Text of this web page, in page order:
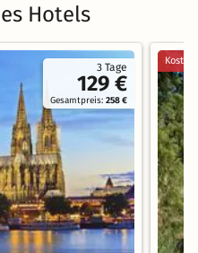
Hotels
3 Tage
129 €
Gesamtpreis:258 €